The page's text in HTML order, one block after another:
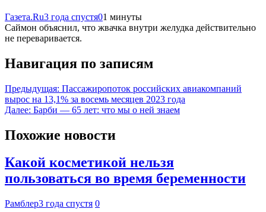
Газета.Ru3 года спустя01 минуты
Саймон объяснил, что жвачка внутри желудка действительно
не переваривается.
Навигация по записям
Предыдущая: Пассажиропоток российских авиакомпаний
вырос на 13,1% за восемь месяцев 2023 года
Далее: Барби — 65 лет: что мы о ней знаем
Похожие новости
Какой косметикой нельзя
пользоваться во время беременности
Рамблер3 года спустя 0